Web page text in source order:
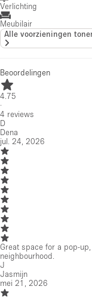
Verlichting
Meubilair
Alle voorzieningen
Beoordelingen
4.75
·
4 reviews
D
Dena
jul. 24, 2026
Great space for a pop-
neighbourhood.
J
Jasmijn
mei 21, 2026